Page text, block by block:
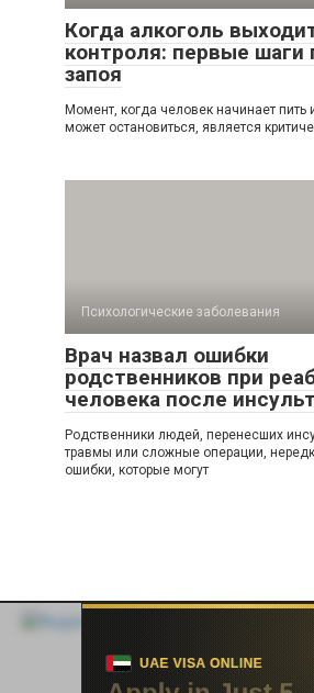
Когда алкоголь
контроля: первые шаги
запоя
Момент, когда человек начинает пить
может остановиться, является
Психологические заболевания
Врач назвал ошибки
родственников при
человека после
Родственники людей, перенесших
травмы или сложные операции,
ошибки, которые могут